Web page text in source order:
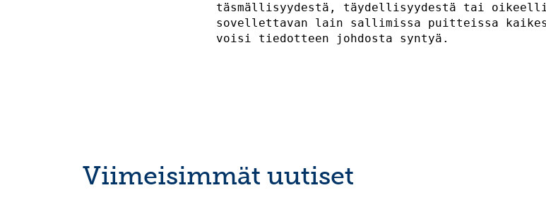
täsmällisyydestä, täydellisyydestä tai
sovellettavan lain sallimissa puitteissa
Viimeisimmät uutiset